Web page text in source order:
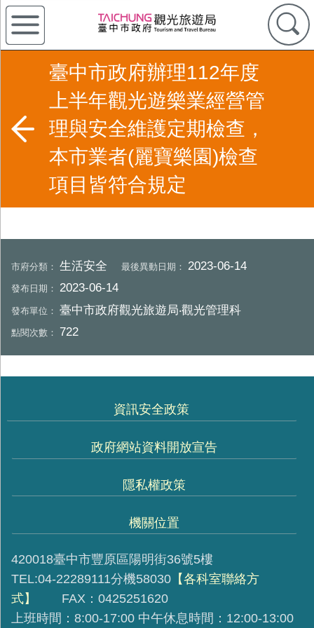
臺中市政府辦理112年度
上半年觀光遊樂業經營管
理與安全維護定期檢查，
本市業者(麗寶樂園)檢查
項目皆符合規定
市府分類：生活安全 最後異動日期：2023-06-14
發布日期：2023-06-14
發布單位：臺中市政府觀光旅遊局‧觀光管理科
點閱次數： 722
資訊安全政策
政府網站資料開放宣告
隱私權政策
機關位置
420018臺中市豐原區陽明街36號5樓
TEL:04-22289111分機58030 【各科室聯絡方
式】
FAX：0425251620
上班時間：8:00-17:00 中午休息時間：12:00-13:00